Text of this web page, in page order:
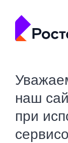
наш
при